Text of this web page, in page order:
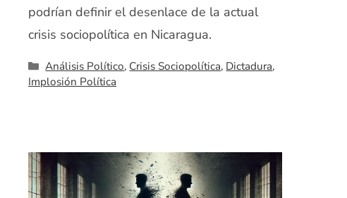
podrían definir el desenlace de la actual
crisis sociopolítica en Nicaragua.
Categorías
Análisis Político, Crisis Sociopolítica, Dictadura,
Implosión Política